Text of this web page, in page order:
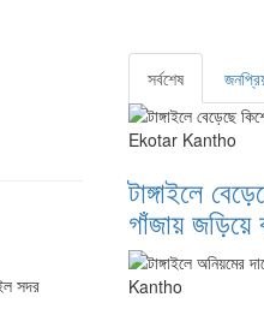
সদর
সর্বশেষ
টাঙ্গাইলে
গাঁজায়